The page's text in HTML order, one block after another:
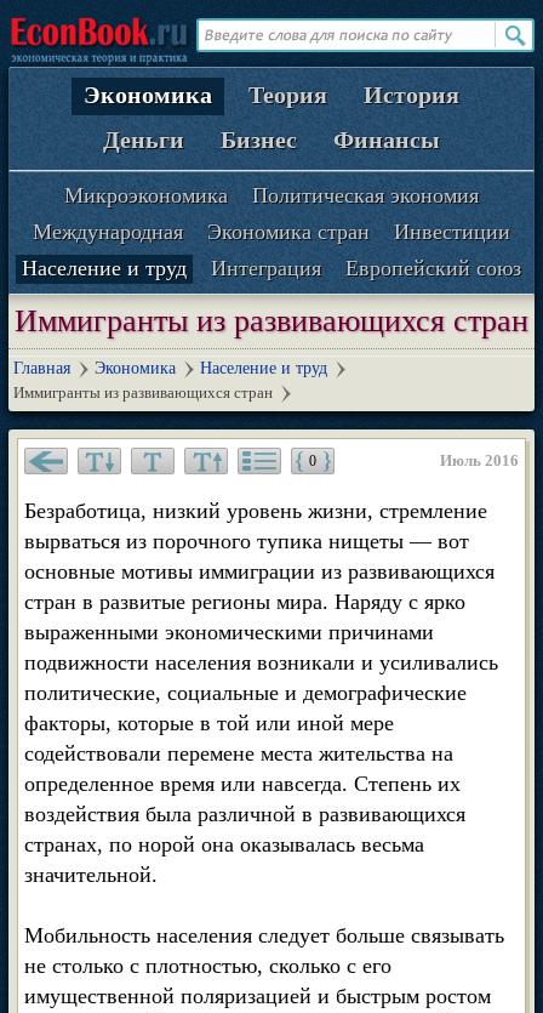
Экономика Теория
История
Деньги
Бизнес Финансы
Микроэкономика
Политическая экономия
Международная
Экономика стран
Инвестиции
Население и труд
Интеграция Европейский союз
Иммигранты из развивающихся стран
Главная Экономика
Население и труд
Иммигранты из развивающихся стран
0 Июль 2016
Безработица, низкий уровень жизни, стремление
вырваться из порочного тупика нищеты — вот
основные мотивы иммиграции из развивающихся
стран в развитые регионы мира. Наряду с ярко
выраженными экономическими причинами
подвижности населения возникали и усиливались
политические, социальные и демографические
факторы, которые в той или иной мере
содействовали перемене места жительства на
определенное время или навсегда. Степень их
воздействия была различной в развивающихся
странах, по норой она оказывалась весьма
значительной.
Мобильность населения следует больше связывать
не столько с плотностью, сколько с его
имущественной поляризацией и быстрым ростом